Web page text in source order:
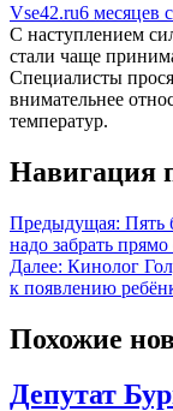
Vse42.ru6 месяцев
С наступлением
стали чаще
Специалисты
внимательнее
температур.
Навигация
Предыдущая: Пять
надо забрать
Далее: Кинолог
к появлению
Похожие
Депутат